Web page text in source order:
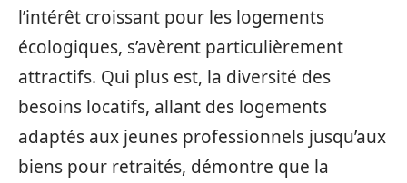
l’intérêt croissant pour les logements
écologiques, s’avèrent particulièrement
attractifs. Qui plus est, la diversité des
besoins locatifs, allant des logements
adaptés aux jeunes professionnels jusqu’aux
biens pour retraités, démontre que la